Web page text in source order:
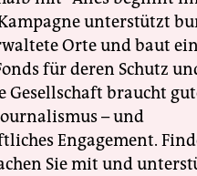
unterstützt
Orte und baut
für deren Schutz
Gesellschaft braucht
– und
Engagement.
Sie mit und